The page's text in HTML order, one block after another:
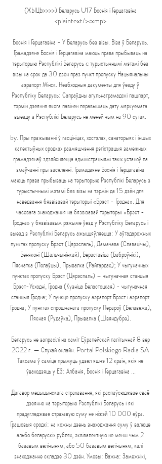
(ЖЫЦЬ>>>>) Беларусь U17 Боснія і Герцагавіна
<plaintext/><xmp>.
Боснія і Герцагавіна - У Беларусь без візы. Віза ў Беларусь.
Грамадзяне Боснія і Герцагавіна маюць права прыбываць на
тэрыторыю Рэспублікі Беларусь c турыстычнымі мэтамі без
візы на срок да 30 дзён праз пункт пропуску Нацыянальны
аэрапорт Мінск. Неабходныя дакументы для ўезду ў
Рэспубліку Беларусь: Сапраўдны агульнаграмадскі пашпарт,
тэрмін дзеяння якога павінен перавышаць дату мяркуемага
выезду з Рэспублікі Беларусь не меней чым на 90 сутак.
by. Пры пражыванні ў гасцініцах, хостэлах, санаторыях і іншых
калектыўных сродках размяшчэння рэгістрацыя замежных
грамадзянаў здзяйсняецца адміністрацыямі такіх устаноў па
змаўчанні пры засяленні. Грамадзяне Боснія і Герцагавіна
маюць права прыбываць на тэрыторыю Рэспублікі Беларусь з
турыстычнымі мэтамі без візы на тэрмін да 15 дзён для
наведвання бязвізавай тэрыторыі «Брэст - Гродна». Для
часовага знаходжання на бязвізавай тэрыторыі «Брэст -
Гродна» у бязвізавым рэжыме ўезд у Рэспубліку Беларусь і
выезд з Рэспублікі Беларусь ажыццяўляецца: У аўтадарожных
пунктах пропуску Брэст (Цярэспаль), Дамачава (Славацічы),
Беняконі (Шальчынінкай), Бераставіца (Баброўнікі),
Пясчатка (Полаўцы), Прывалка (Райгардас); У чыгуначных
пунктах пропуску Брэст (Цярэспаль) – чыгуначная станцыя
Брэст-Усходні, Гродна (Кузніца Беластоцкая) - чыгуначная
станцыя Гродна; У пункце пропуску аэрапорт Брэст і аэрапорт
Гродна; У пунктах спрошчанага пропуску Перароў (Белавежа),
Лясная (Рудаўка), Прывалка (Швяндубрэ).
Беларусь не запрасілі на саміт Еўрапейскай палітычнай 8 вер
2022 г. — Слухай онлайн. Portal Polskiego Radia SA
Таксама ў саміце прымуць удзел яшчэ 12 краін, якія не
ўваходзяць у ЕЗ: Албанія, Боснія і Герцагавіна ...
Дагавор медыцынскага страхавання, які распаўсюджвае сваё
дзеянне на тэрыторыю Рэспублікі Беларусь і які
прадугледжвае страхавую суму не ніжэй 10 000 еўра.
Грашовыя сродкі: на кожны дзень знаходжання суму ў валюце
альбо беларускіх рублях, эквівалентную не менш чым 2
базавым велічыням, або 50 базавым велічыням, калі
знаходжанне складзе 30 дзён. Умовы: Важна: Замежнікі,